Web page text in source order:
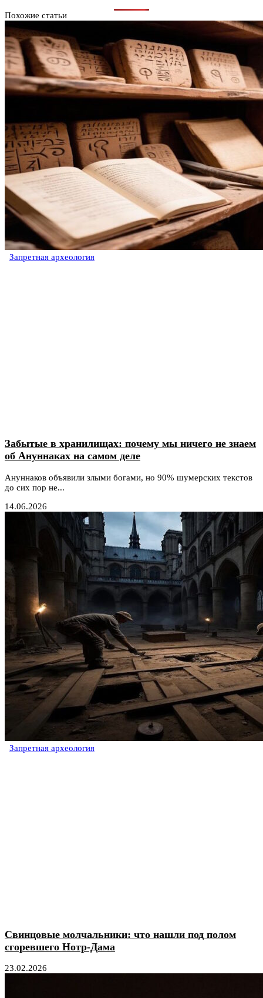
Похожие статьи
Запретная археология
Забытые в хранилищах: почему мы ничего не знаем
об Ануннаках на самом деле
Ануннаков объявили злыми богами, но 90% шумерских текстов
до сих пор не...
14.06.2026
Запретная археология
Свинцовые молчальники: что нашли под полом
сгоревшего Нотр-Дама
23.02.2026